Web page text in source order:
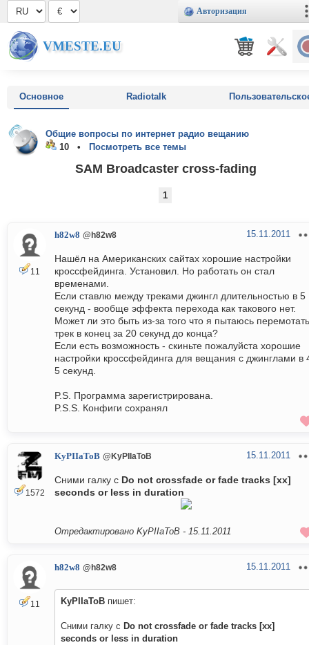
Авторизация
VMESTE.EU
Основное Radiotalk
Общие вопросы по интернет радио вещанию
10 •
Посмотреть все темы
SAM Broadcaster cross-fading
1
11
h82w8 @h82w8 15.11.2011
Нашёл на Американских сайтах хорошие настройки
кроссфейдинга. Установил. Но работать он стал
временами.
Если ставлю между треками джингл длительностью в 5
секунд - вообще эффекта перехода как такового нет.
Может ли это быть из-за того что я пытаюсь перемотать
трек в конец за 20 секунд до конца?
Если есть возможность - скиньте пожалуйста хорошие
настройки кроссфейдинга для вещания с джинглами в
5 секунд.
P.S. Программа зарегистрирована.
P.S.S. Конфиги сохранял
1572
KyPIIaToB @KyPIIaToB 15.11.2011
Сними галку с Do not crossfade or fade tracks [xx]
seconds or less in duration
Отредактировано KyPIIaToB - 15.11.2011
11
h82w8 @h82w8 15.11.2011
KyPIIaToB пишет:
Сними галку с Do not crossfade or fade tracks [xx]
seconds or less in duration